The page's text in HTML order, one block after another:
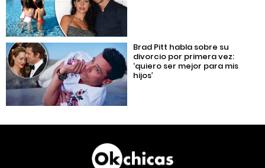
Brad Pitt habla sobre su
divorcio por primera vez:
‘quiero ser mejor para mis
hijos’